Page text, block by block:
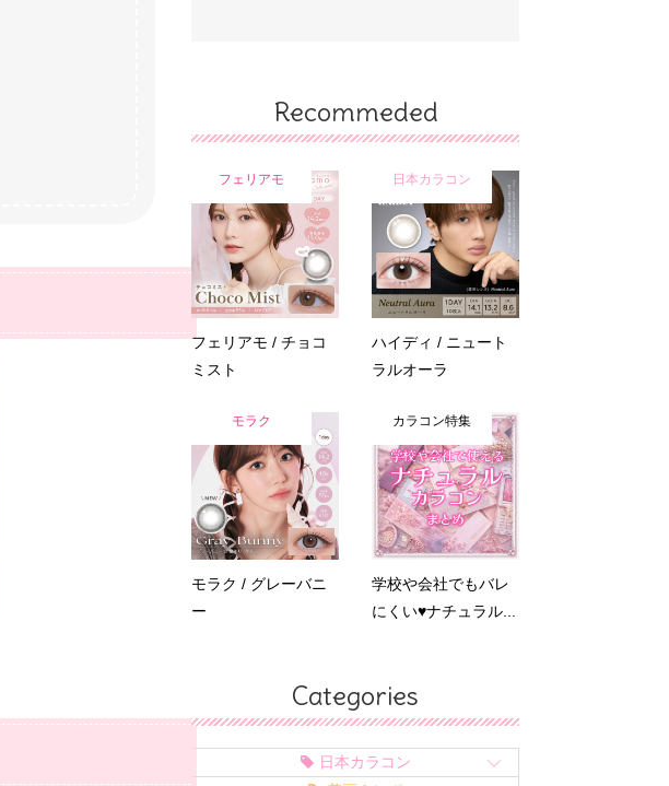
Recommeded
フェリアモ
フェリアモ / チョコ
ミスト
日本カラコン
ハイディ / ニュート
ラルオーラ
モラク
モラク / グレーバニ
ー
カラコン特集
学校や会社でもバレ
にくい♥ナチュラル...
Categories
日本カラコン